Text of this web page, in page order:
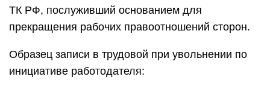
ТК РФ, послуживший основанием для
прекращения рабочих правоотношений сторон.
Образец записи в трудовой при увольнении по
инициативе работодателя: